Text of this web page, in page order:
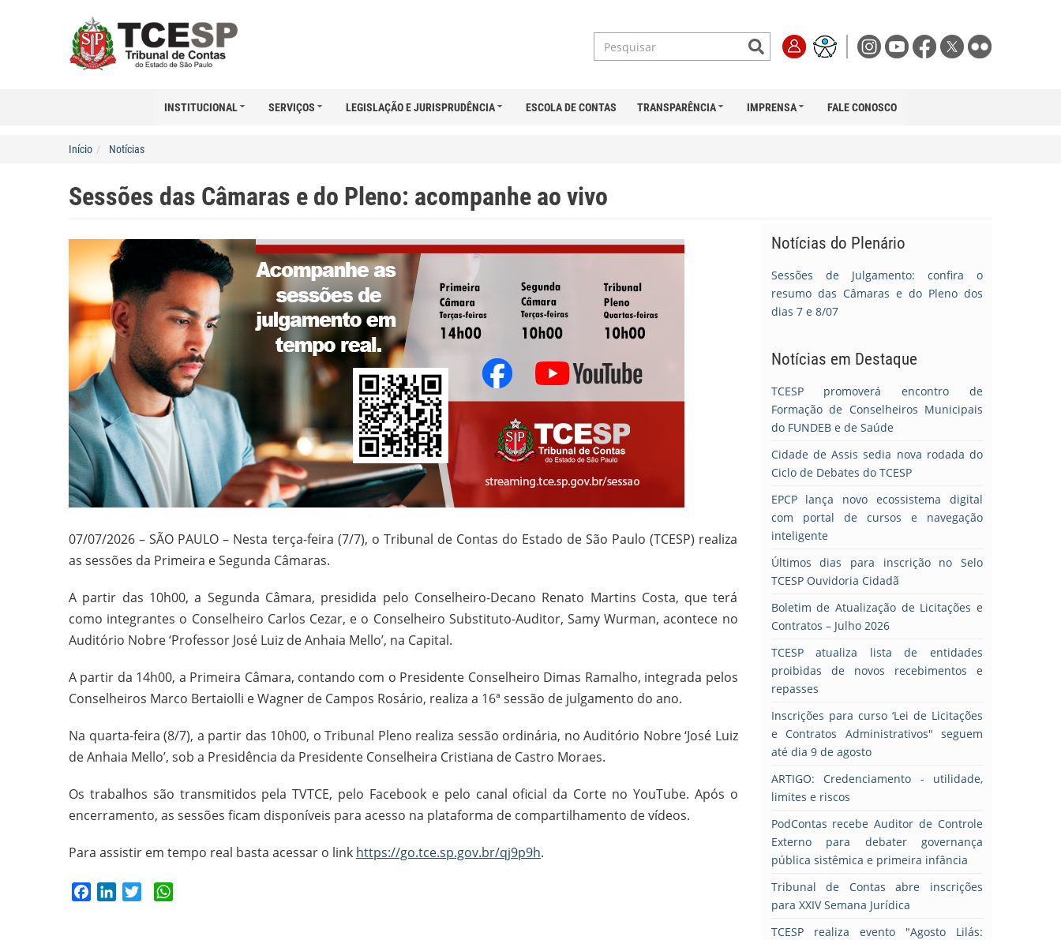
INSTITUCIONAL SERVIÇOS LEGISLAÇÃO E JURISPRUDÊNCIA ESCOLA DE CONTAS TRANSPARÊNCIA IMPRENSA FALE CONOSCO
Início Notícias
Sessões das Câmaras e do Pleno: acompanhe ao vivo
07/07/2026 – SÃO PAULO – Nesta terça-feira (7/7), o Tribunal de Contas do Estado de São Paulo (TCESP) realiza
as sessões da Primeira e Segunda Câmaras.
A partir das 10h00, a Segunda Câmara, presidida pelo Conselheiro-Decano Renato Martins Costa, que terá
como integrantes o Conselheiro Carlos Cezar, e o Conselheiro Substituto-Auditor, Samy Wurman, acontece no
Auditório Nobre ‘Professor José Luiz de Anhaia Mello’, na Capital.
A partir da 14h00, a Primeira Câmara, contando com o Presidente Conselheiro Dimas Ramalho, integrada pelos
Conselheiros Marco Bertaiolli e Wagner de Campos Rosário, realiza a 16ª sessão de julgamento do ano.
Na quarta-feira (8/7), a partir das 10h00, o Tribunal Pleno realiza sessão ordinária, no Auditório Nobre ‘José Luiz
de Anhaia Mello’, sob a Presidência da Presidente Conselheira Cristiana de Castro Moraes.
Os trabalhos são transmitidos pela TVTCE, pelo Facebook e pelo canal oficial da Corte no YouTube. Após o
encerramento, as sessões ficam disponíveis para acesso na plataforma de compartilhamento de vídeos.
Para assistir em tempo real basta acessar o link https://go.tce.sp.gov.br/qj9p9h.
FacebookLinkedIn
Twitter
Notícias do Plenário
Sessões de Julgamento: confira o
resumo das Câmaras e do Pleno dos
dias 7 e 8/07
Notícias em Destaque
TCESP promoverá encontro de
Formação de Conselheiros Municipais
do FUNDEB e de Saúde
Cidade de Assis sedia nova rodada do
Ciclo de Debates do TCESP
EPCP lança novo ecossistema digital
com portal de cursos e navegação
inteligente
Últimos dias para inscrição no Selo
TCESP Ouvidoria Cidadã
Boletim de Atualização de Licitações e
Contratos – Julho 2026
TCESP atualiza lista de entidades
proibidas de novos recebimentos e
repasses
Inscrições para curso ‘Lei de Licitações
e Contratos Administrativos" seguem
até dia 9 de agosto
ARTIGO: Credenciamento - utilidade,
limites e riscos
PodContas recebe Auditor de Controle
Externo para debater governança
pública sistêmica e primeira infância
Tribunal de Contas abre inscrições
para XXIV Semana Jurídica
TCESP realiza evento "Agosto Lilás: